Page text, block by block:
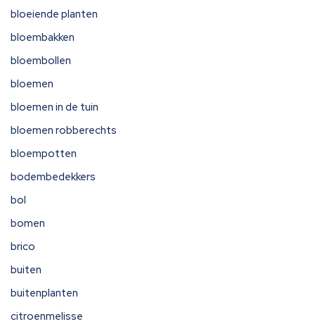
bloeiende planten
bloembakken
bloembollen
bloemen
bloemen in de tuin
bloemen robberechts
bloempotten
bodembedekkers
bol
bomen
brico
buiten
buitenplanten
citroenmelisse